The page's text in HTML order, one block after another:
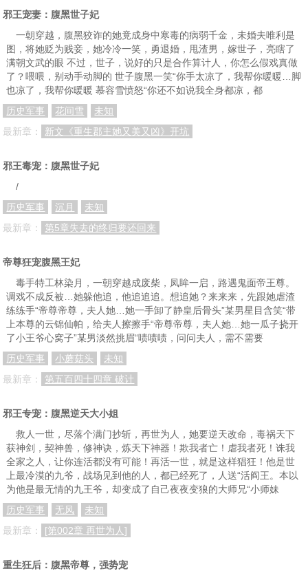
邪王宠妻：腹黑世子妃
一朝穿越，腹黑狡诈的她竟成身中寒毒的病弱千金，未婚夫唯利是
图，将她贬为贱妾，她冷冷一笑，勇退婚，甩渣男，嫁世子，亮瞎了
满朝文武的眼 不过，世子，说好的只是合作算计人，你怎么假戏真做
了？喂喂，别动手动脚的 世子腹黑一笑“你手太凉了，我帮你暖暖…脚
也凉了，我帮你暖暖 慕容雪愤怒“你还不如说我全身都凉，都
历史军事
花间雪
未知
最新章：
新文《重生郡主她又美又凶》开坑
邪王毒宠：腹黑世子妃
/
历史军事
沉月
未知
最新章：
第5章失去的终归要还回来
帝尊狂宠腹黑王妃
毒手特工林染月，一朝穿越成废柴，凤眸一启，路遇鬼面帝王尊。
调戏不成反被…她躲他追，他追追追。想追她？来来来，先跟她虐渣
练练手“帝尊帝尊，夫人她…她一手卸了静皇后骨头”某男星目含笑“带
上本尊的云锦仙帕，给夫人擦擦手“帝尊帝尊，夫人她…她一瓜子挠开
了小王爷心窝子”某男淡然挑眉“啧啧啧，问问夫人，需不需要
历史军事
小蘑菇头
未知
最新章：
第五百四十四章 破计
邪王专宠：腹黑逆天大小姐
救人一世，尽落个满门抄斩，再世为人，她要逆天改命，毒祸天下
获神剑，契神兽，修神诀，炼天下神器！欺我者亡！虐我者死！诛我
全家之人，让你连活都没有可能！再活一世，就是这样猖狂！他是世
上最冷漠的九爷，战场见到他的人，都已经死了，人送“活阎王。本以
为他是最无情的九王爷，却变成了自己夜夜变狼的大师兄“小师妹
历史军事
无风
未知
最新章：
[第002章 再世为人]
重生狂后：腹黑帝尊，强势宠